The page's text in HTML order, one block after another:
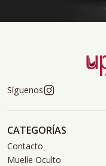
Síguenos
CATEGORÍAS
Contacto
Muelle Oculto